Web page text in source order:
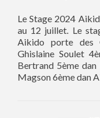
Le Stage 2024
au 12 juillet. Le
Aikido porte des
Ghislaine Soulet
Bertrand 5ème
Magson 6ème dan